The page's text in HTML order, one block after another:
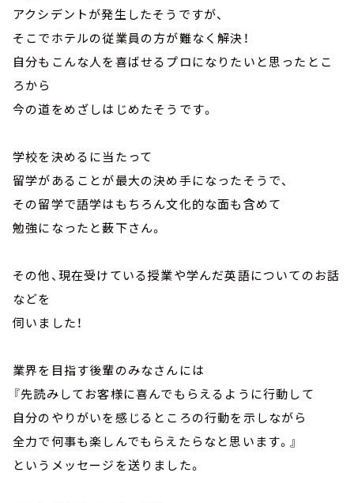
アクシデントが発生したそうですが、
そこでホテルの従業員の方が難なく解決！
自分もこんな人を喜ばせるプロになりたいと思ったとこ
ろから
今の道をめざしはじめたそうです。
学校を決めるに当たって
留学があることが最大の決め手になったそうで、
その留学で語学はもちろん文化的な面も含めて
勉強になったと薮下さん。
その他、現在受けている授業や学んだ英語についてのお話
などを
伺いました！
業界を目指す後輩のみなさんには
『先読みしてお客様に喜んでもらえるように行動して
自分のやりがいを感じるところの行動を示しながら
全力で何事も楽しんでもらえたらなと思います。』
というメッセージを送りました。